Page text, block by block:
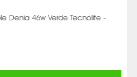
Denia 46w Verde Tecnolite -